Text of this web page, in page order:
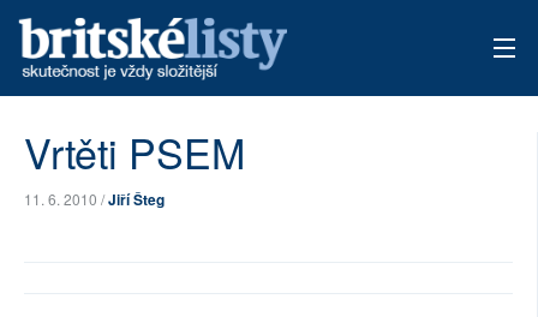
Vrtěti PSEM
11. 6. 2010 /Jiří Šteg